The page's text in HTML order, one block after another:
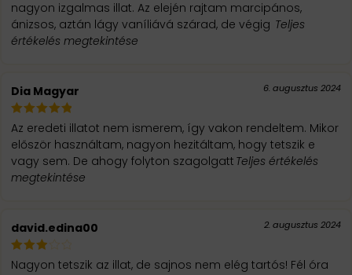
nagyon izgalmas illat. Az elején rajtam marcipános,
ánizsos, aztán lágy vaníliává szárad, de végig Teljes
értékelés megtekintése
Dia Magyar 6. augusztus 2024
Az eredeti illatot nem ismerem, így vakon rendeltem. Mikor
először használtam, nagyon hezitáltam, hogy tetszik e
vagy sem. De ahogy folyton szagolgatt Teljes értékelés
megtekintése
david.edina00 2. augusztus 2024
Nagyon tetszik az illat, de sajnos nem elég tartós! Fél óra